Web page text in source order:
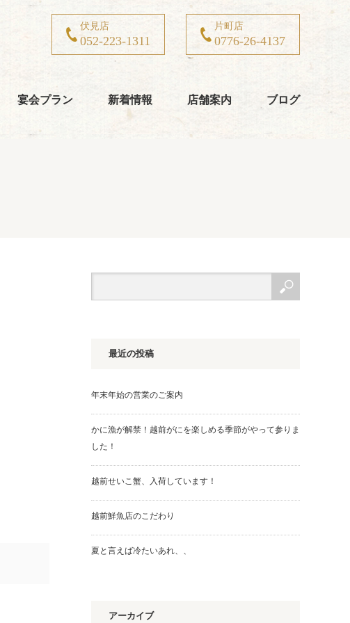
片町店
0776-26-4137
伏見店
052-223-1311
宴会プラン 新着情報 店舗案内 ブログ
最近の投稿
年末年始の営業のご案内
かに漁が解禁！越前がにを楽しめる季節がやって参りま
した！
越前せいこ蟹、入荷しています！
越前鮮魚店のこだわり
夏と言えば冷たいあれ、、
アーカイブ